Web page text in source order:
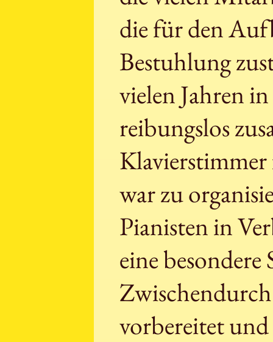
die für den
Bestuhlung
vielen Jahren
reibungslos
war zu
Pianisten in
eine
vorbereitet und